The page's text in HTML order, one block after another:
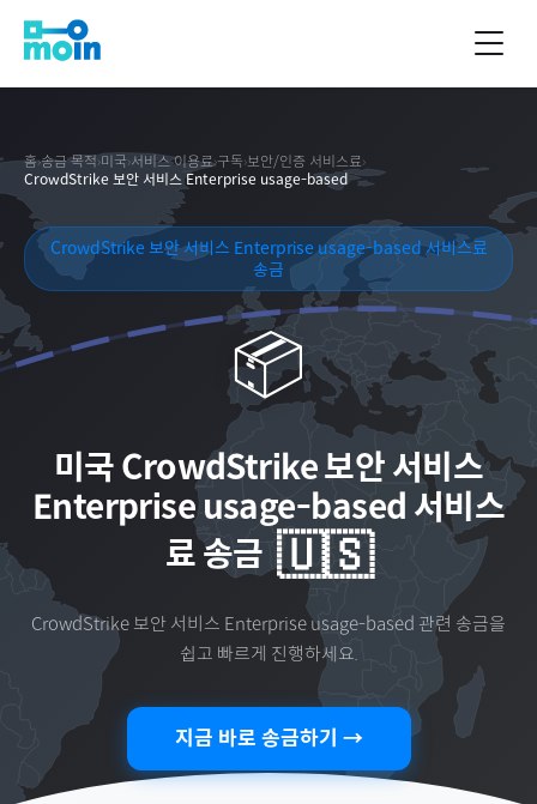
홈›송금 목적›미국›서비스 이용료›구독›보안/인증 서비스료›
CrowdStrike 보안 서비스 Enterprise usage-based
CrowdStrike 보안 서비스 Enterprise usage-based 서비스료
송금
📦
미국 CrowdStrike 보안 서비스
Enterprise usage-based 서비스
료 송금 🇺🇸
CrowdStrike 보안 서비스 Enterprise usage-based 관련 송금을
쉽고 빠르게 진행하세요.
지금 바로 송금하기 →